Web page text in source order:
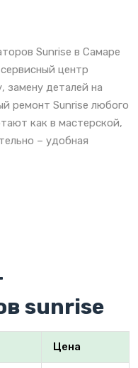
Sunrise в Самаре
центр
замену деталей на
ремонт Sunrise любого
как в мастерской,
– удобная
sunrise
Цена